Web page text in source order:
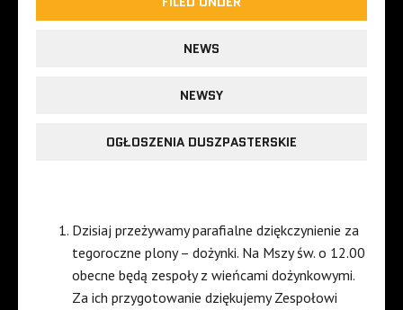
NEWS
NEWSY
OGŁOSZENIA DUSZPASTERSKIE
Dzisiaj przeżywamy parafialne dziękczynienie za
tegoroczne plony – dożynki. Na Mszy św. o 12.00
obecne będą zespoły z wieńcami dożynkowymi.
Za ich przygotowanie dziękujemy Zespołowi